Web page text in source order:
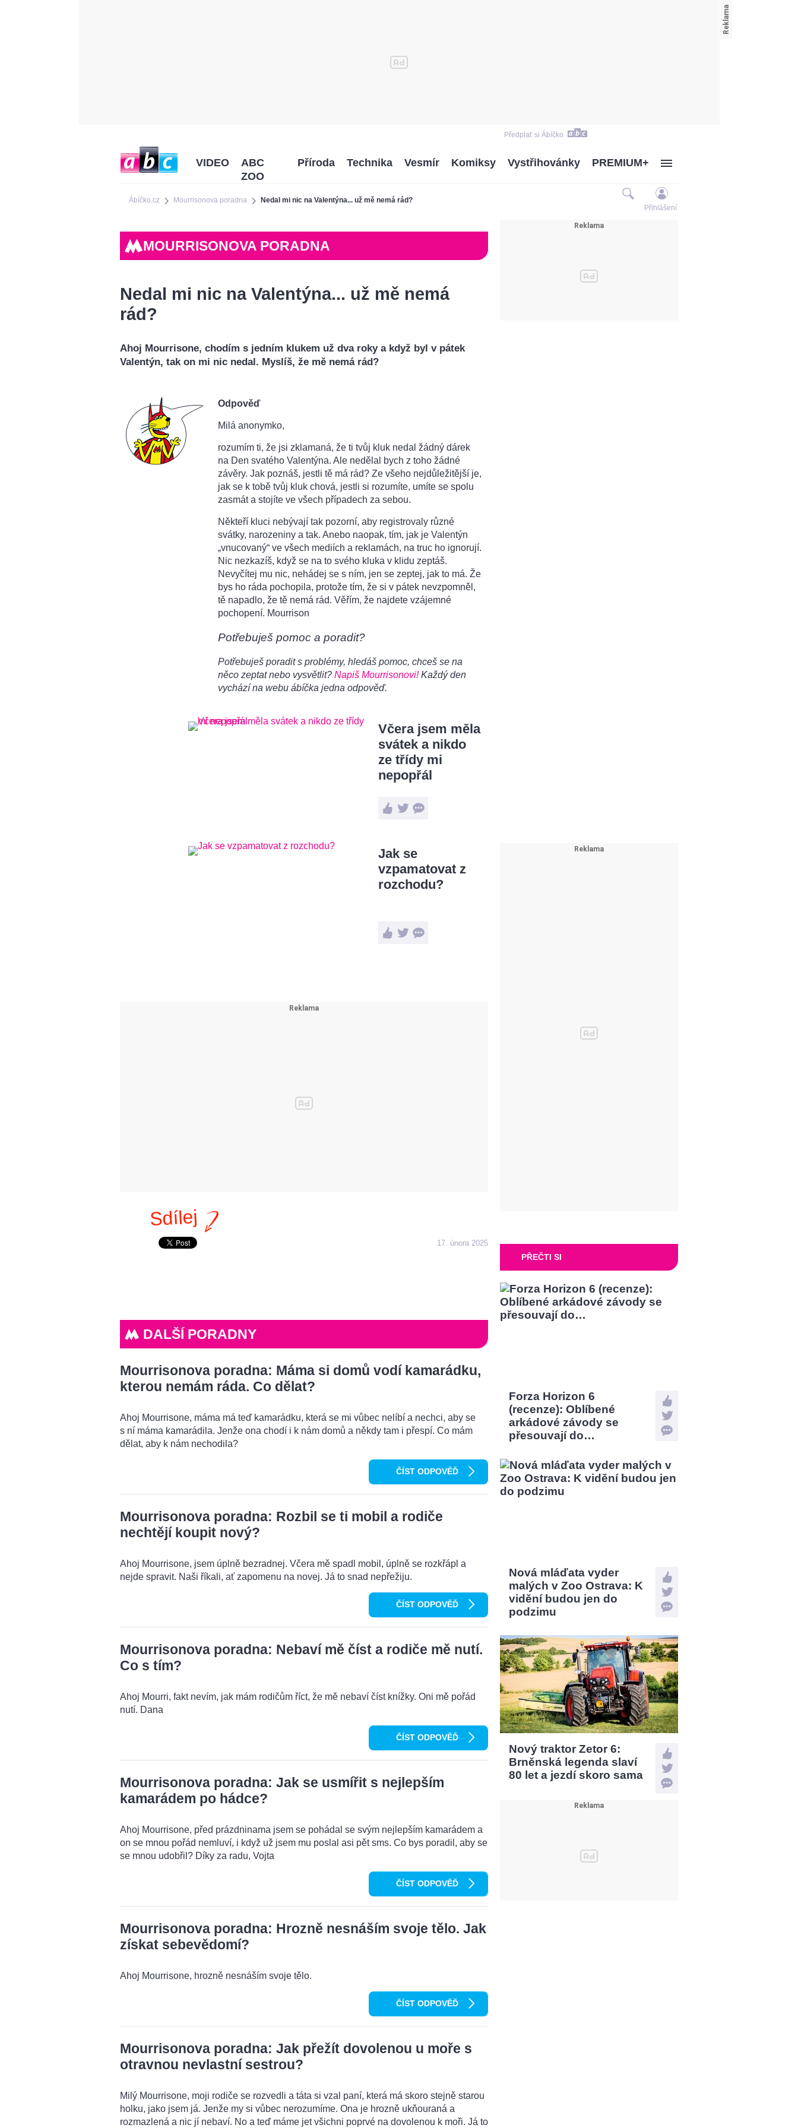
Předplať si Ábíčko
Ábíčko.cz Mourrisonova poradna Nedal mi nic na Valentýna... už mě nemá rád?
VIDEO
ABC
ZOO
Příroda Technika Vesmír Komiksy Vystřihovánky PREMIUM+
Přihlášení
MOURRISONOVA PORADNA
Nedal mi nic na Valentýna... už mě nemá
rád?
Ahoj Mourrisone, chodím s jedním klukem už dva roky a když byl v pátek
Valentýn, tak on mi nic nedal. Myslíš, že mě nemá rád?
Odpověď
Milá anonymko,
rozumím ti, že jsi zklamaná, že ti tvůj kluk nedal žádný dárek
na Den svatého Valentýna. Ale nedělal bych z toho žádné
závěry. Jak poznáš, jestli tě má rád? Ze všeho nejdůležitější je,
jak se k tobě tvůj kluk chová, jestli si rozumíte, umíte se spolu
zasmát a stojíte ve všech případech za sebou.
Někteří kluci nebývají tak pozorní, aby registrovaly různé
svátky, narozeniny a tak. Anebo naopak, tím, jak je Valentýn
„vnucovaný“ ve všech mediích a reklamách, na truc ho ignorují.
Nic nezkazíš, když se na to svého kluka v klidu zeptáš.
Nevyčítej mu nic, nehádej se s ním, jen se zeptej, jak to má. Že
bys ho ráda pochopila, protože tím, že si v pátek nevzpomněl,
tě napadlo, že tě nemá rád. Věřím, že najdete vzájemné
pochopení. Mourrison
Potřebuješ pomoc a poradit?
Potřebuješ poradit s problémy, hledáš pomoc, chceš se na
něco zeptat nebo vysvětlit? Napiš Mourrisonovi!Každý den
vychází na webu ábíčka jedna odpověď.
Včera jsem měla
svátek a nikdo
ze třídy mi
nepopřál
Jak se
vzpamatovat z
rozchodu?
Sdílej
17. února 2025
DALŠÍ PORADNY
Mourrisonova poradna: Máma si domů vodí kamarádku,
kterou nemám ráda. Co dělat?
Ahoj Mourrisone, máma má teď kamarádku, která se mi vůbec nelíbí a nechci, aby se
s ní máma kamarádila. Jenže ona chodí i k nám domů a někdy tam i přespí. Co mám
dělat, aby k nám nechodila?
ČÍST ODPOVĚĎ
Mourrisonova poradna: Rozbil se ti mobil a rodiče
nechtějí koupit nový?
Ahoj Mourrisone, jsem úplně bezradnej. Včera mě spadl mobil, úplně se rozkřápl a
nejde spravit. Naši říkali, ať zapomenu na novej. Já to snad nepřežiju.
ČÍST ODPOVĚĎ
Mourrisonova poradna: Nebaví mě číst a rodiče mě nutí.
Co s tím?
Ahoj Mourri, fakt nevím, jak mám rodičům říct, že mě nebaví číst knížky. Oni mě pořád
nutí. Dana
ČÍST ODPOVĚĎ
Mourrisonova poradna: Jak se usmířit s nejlepším
kamarádem po hádce?
Ahoj Mourrisone, před prázdninama jsem se pohádal se svým nejlepším kamarádem a
on se mnou pořád nemluví, i když už jsem mu poslal asi pět sms. Co bys poradil, aby se
se mnou udobřil? Díky za radu, Vojta
ČÍST ODPOVĚĎ
Mourrisonova poradna: Hrozně nesnáším svoje tělo. Jak
získat sebevědomí?
Ahoj Mourrisone, hrozně nesnáším svoje tělo.
ČÍST ODPOVĚĎ
Mourrisonova poradna: Jak přežít dovolenou u moře s
otravnou nevlastní sestrou?
Milý Mourrisone, moji rodiče se rozvedli a táta si vzal paní, která má skoro stejně starou
holku, jako jsem já. Jenže my si vůbec nerozumíme. Ona je hrozně ukňouraná a
rozmazlená a nic jí nebaví. No a teď máme jet všichni poprvé na dovolenou k moři. Já to
PŘEČTI SI
Forza Horizon 6
(recenze): Oblíbené
arkádové závody se
přesouvají do…
Nová mláďata vyder
malých v Zoo Ostrava: K
vidění budou jen do
podzimu
Nový traktor Zetor 6:
Brněnská legenda slaví
80 let a jezdí skoro sama